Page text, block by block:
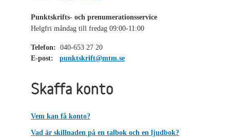
Punktskrifts- och prenumerationsservice
Helgfri måndag till fredag 09:00-11:00
Telefon: 040-653 27 20
E-post:
punktskrift@mtm.se
Skaffa konto
Vem kan få konto?
Vad är skillnaden på en talbok och en ljudbok?